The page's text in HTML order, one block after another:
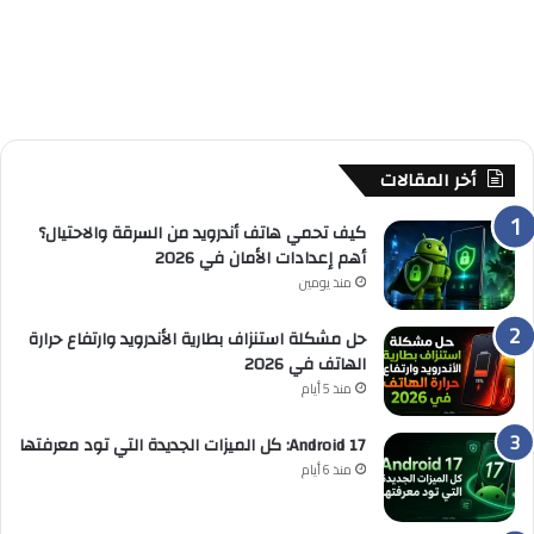
أخر المقالات
كيف تحمي هاتف أندرويد من السرقة والاحتيال؟
أهم إعدادات الأمان في 2026
منذ يومين
حل مشكلة استنزاف بطارية الأندرويد وارتفاع حرارة
الهاتف في 2026
منذ 5 أيام
Android 17: كل الميزات الجديدة التي تود معرفتها
منذ 6 أيام